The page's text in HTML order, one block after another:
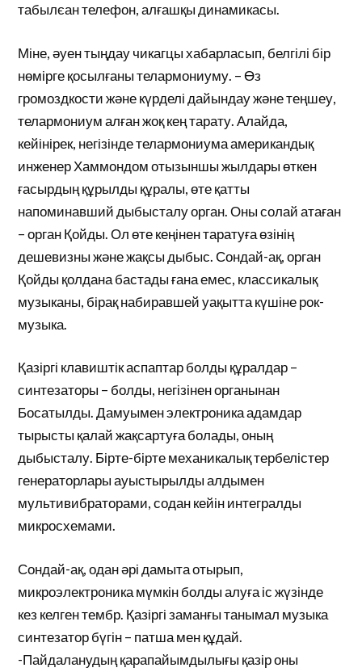
табылєан телефон, алғашқы динамикасы.
Міне, әуен тыңдау чикагцы хабарласып, белгілі бір
нөмірге қосылғаны телармониуму. – Өз
громоздкости және күрделі дайындау және теңшеу,
телармониум алған жоқ кең тарату. Алайда,
кейінірек, негізінде телармониума американдық
инженер Хаммондом отызыншы жылдары өткен
ғасырдың құрылды құралы, өте қатты
напоминавший дыбысталу орган. Оны солай атаған
– орган Қойды. Ол өте кеңінен таратуға өзінің
дешевизны және жақсы дыбыс. Сондай-ақ, орган
Қойды қолдана бастады ғана емес, классикалық
музыканы, бірақ набиравшей уақытта күшіне рок-
музыка.
Қазіргі клавиштік аспаптар болды құралдар –
синтезаторы – болды, негізінен органынан
Босатылды. Дамуымен электроника адамдар
тырысты қалай жақсартуға болады, оның
дыбысталу. Бірте-бірте механикалық тербелістер
генераторлары ауыстырылды алдымен
мультивибраторами, содан кейін интегралды
микросхемами.
Сондай-ақ, одан әрі дамыта отырып,
микроэлектроника мүмкін болды алуға іс жүзінде
кез келген тембр. Қазіргі заманғы танымал музыка
синтезатор бүгін – патша мен құдай.
-Пайдаланудың қарапайымдылығы қазір оны